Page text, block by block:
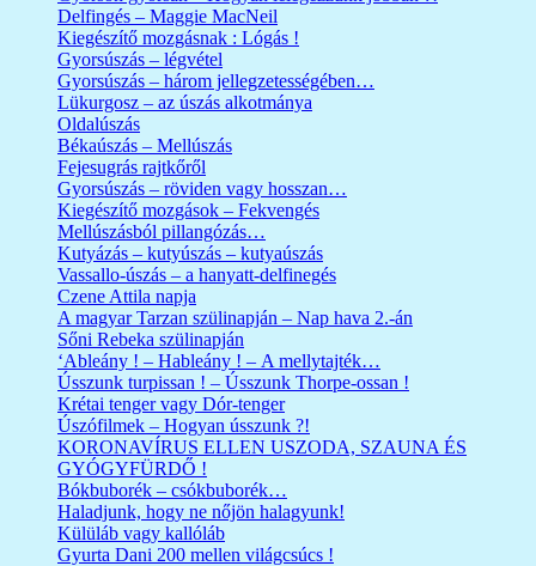
Delfingés – Maggie MacNeil
Kiegészítő mozgásnak : Lógás !
Gyorsúszás – légvétel
Gyorsúszás – három jellegzetességében…
Lükurgosz – az úszás alkotmánya
Oldalúszás
Békaúszás – Mellúszás
Fejesugrás rajtkőről
Gyorsúszás – röviden vagy hosszan…
Kiegészítő mozgások – Fekvengés
Mellúszásból pillangózás…
Kutyázás – kutyúszás – kutyaúszás
Vassallo-úszás – a hanyatt-delfinegés
Czene Attila napja
A magyar Tarzan szülinapján – Nap hava 2.-án
Sőni Rebeka szülinapján
‘Ableány ! – Hableány ! – A mellytajték…
Ússzunk turpissan ! – Ússzunk Thorpe-ossan !
Krétai tenger vagy Dór-tenger
Úszófilmek – Hogyan ússzunk ?!
KORONAVÍRUS ELLEN USZODA, SZAUNA ÉS
GYÓGYFÜRDŐ !
Bókbuborék – csókbuborék…
Haladjunk, hogy ne nőjön halagyunk!
Külüláb vagy kallóláb
Gyurta Dani 200 mellen világcsúcs !